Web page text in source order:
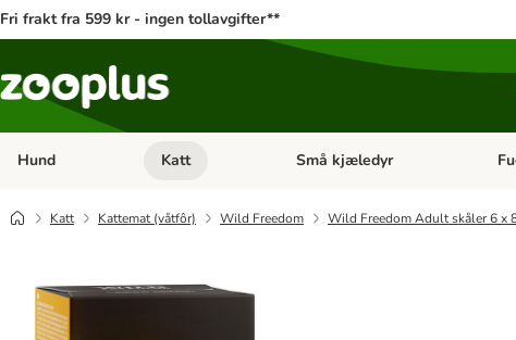
Fri frakt fra 599 kr - ingen tollavgifter**
Hund Åpne kategorimeny: Hund
Katt Åpne kategorimeny: Katt
Små kjæledyr
Katt Kattemat (våtfôr) Wild Freedom Wild Freedom Adult skåler 6 x